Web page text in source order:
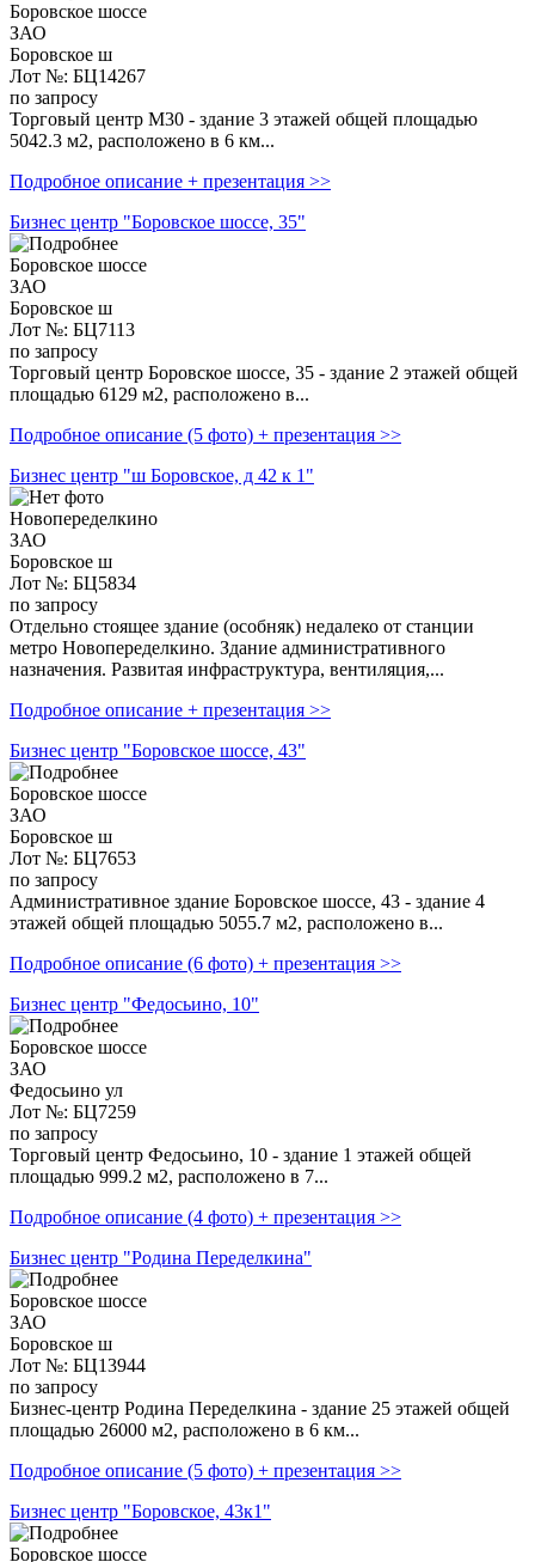
Боровское шоссе
ЗАО
Боровское ш
Лот №: БЦ14267
по запросу
Торговый центр М30 - здание 3 этажей общей площадью
5042.3 м2, расположено в 6 км...
Подробное описание + презентация >>
Бизнес центр "Боровское шоссе, 35"
Боровское шоссе
ЗАО
Боровское ш
Лот №: БЦ7113
по запросу
Торговый центр Боровское шоссе, 35 - здание 2 этажей общей
площадью 6129 м2, расположено в...
Подробное описание (5 фото) + презентация >>
Бизнес центр "ш Боровское, д 42 к 1"
Новопеределкино
ЗАО
Боровское ш
Лот №: БЦ5834
по запросу
Отдельно стоящее здание (особняк) недалеко от станции
метро Новопеределкино. Здание административного
назначения. Развитая инфраструктура, вентиляция,...
Подробное описание + презентация >>
Бизнес центр "Боровское шоссе, 43"
Боровское шоссе
ЗАО
Боровское ш
Лот №: БЦ7653
по запросу
Административное здание Боровское шоссе, 43 - здание 4
этажей общей площадью 5055.7 м2, расположено в...
Подробное описание (6 фото) + презентация >>
Бизнес центр "Федосьино, 10"
Боровское шоссе
ЗАО
Федосьино ул
Лот №: БЦ7259
по запросу
Торговый центр Федосьино, 10 - здание 1 этажей общей
площадью 999.2 м2, расположено в 7...
Подробное описание (4 фото) + презентация >>
Бизнес центр "Родина Переделкина"
Боровское шоссе
ЗАО
Боровское ш
Лот №: БЦ13944
по запросу
Бизнес-центр Родина Переделкина - здание 25 этажей общей
площадью 26000 м2, расположено в 6 км...
Подробное описание (5 фото) + презентация >>
Бизнес центр "Боровское, 43к1"
Боровское шоссе